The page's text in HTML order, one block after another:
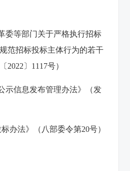
委等部门关于严格执行招标
范招标投标主体行为的若干
2022〕1117号）
示信息发布管理办法》（发
办法》（八部委令第20号）